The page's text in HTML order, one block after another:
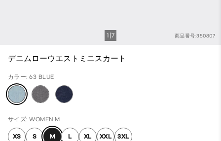
商品番号:350807
1 7
デニムローウエストミニスカート
カラー: 63 BLUE
サイズ: WOMEN M
XS S M L XL XXL 3XL